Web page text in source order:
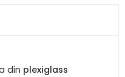
din plexiglass